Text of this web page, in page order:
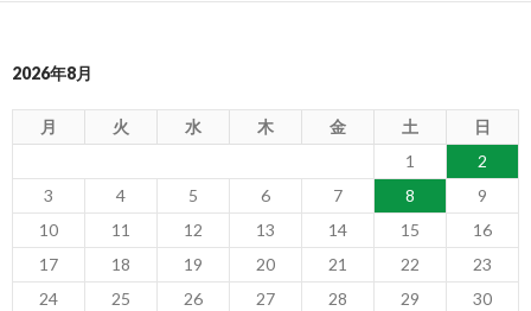
2026年8月
月 火 水 木 金 土
日
1
2
3
4 5 6 7 8
9
10
11 12 13 14 15
16
17
18 19 20 21 22
23
24
25 26 27 28 29
30